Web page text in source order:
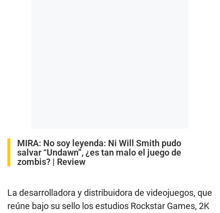
MIRA: No soy leyenda: Ni Will Smith pudo
salvar “Undawn”, ¿es tan malo el juego de
zombis? | Review
La desarrolladora y distribuidora de videojuegos, que
reúne bajo su sello los estudios Rockstar Games, 2K